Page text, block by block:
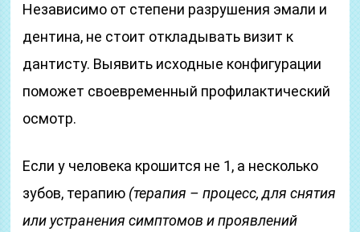
Независимо от степени разрушения эмали и
дентина, не стоит откладывать визит к
дантисту. Выявить исходные конфигурации
поможет своевременный профилактический
осмотр.
Если у человека крошится не 1, а несколько
зубов, терапию (терапия – процесс, для снятия
или устранения симптомов и проявлений